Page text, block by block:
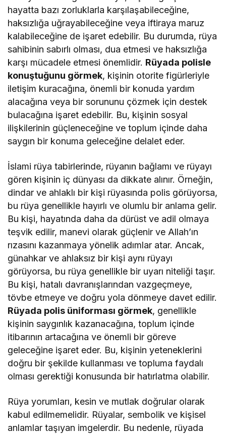
hayatta bazı zorluklarla karşılaşabileceğine,
haksızlığa uğrayabileceğine veya iftiraya maruz
kalabileceğine de işaret edebilir. Bu durumda, rüya
sahibinin sabırlı olması, dua etmesi ve haksızlığa
karşı mücadele etmesi önemlidir. Rüyada polisle
konuştuğunu görmek, kişinin otorite figürleriyle
iletişim kuracağına, önemli bir konuda yardım
alacağına veya bir sorununu çözmek için destek
bulacağına işaret edebilir. Bu, kişinin sosyal
ilişkilerinin güçleneceğine ve toplum içinde daha
saygın bir konuma geleceğine delalet eder.
İslami rüya tabirlerinde, rüyanın bağlamı ve rüyayı
gören kişinin iç dünyası da dikkate alınır. Örneğin,
dindar ve ahlaklı bir kişi rüyasında polis görüyorsa,
bu rüya genellikle hayırlı ve olumlu bir anlama gelir.
Bu kişi, hayatında daha da dürüst ve adil olmaya
teşvik edilir, manevi olarak güçlenir ve Allah’ın
rızasını kazanmaya yönelik adımlar atar. Ancak,
günahkar ve ahlaksız bir kişi aynı rüyayı
görüyorsa, bu rüya genellikle bir uyarı niteliği taşır.
Bu kişi, hatalı davranışlarından vazgeçmeye,
tövbe etmeye ve doğru yola dönmeye davet edilir.
Rüyada polis üniforması görmek, genellikle
kişinin saygınlık kazanacağına, toplum içinde
itibarının artacağına ve önemli bir göreve
geleceğine işaret eder. Bu, kişinin yeteneklerini
doğru bir şekilde kullanması ve topluma faydalı
olması gerektiği konusunda bir hatırlatma olabilir.
Rüya yorumları, kesin ve mutlak doğrular olarak
kabul edilmemelidir. Rüyalar, sembolik ve kişisel
anlamlar taşıyan imgelerdir. Bu nedenle, rüyada